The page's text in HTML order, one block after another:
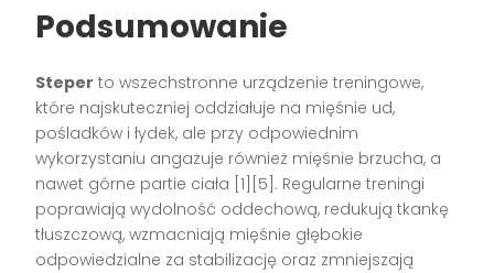
Podsumowanie
Steper to wszechstronne urządzenie treningowe,
które najskuteczniej oddziałuje na mięśnie ud,
pośladków i łydek, ale przy odpowiednim
wykorzystaniu angażuje również mięśnie brzucha, a
nawet górne partie ciała [1][5]. Regularne treningi
poprawiają wydolność oddechową, redukują tkankę
tłuszczową, wzmacniają mięśnie głębokie
odpowiedzialne za stabilizację oraz zmniejszają